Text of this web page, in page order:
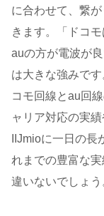
に合わせて、繋
きます。「ドコ
auの方が電波が
は大きな強みで
コモ回線とau回
ャリア対応の実
IIJmioに一日の
れまでの豊富な
違いないでしょう